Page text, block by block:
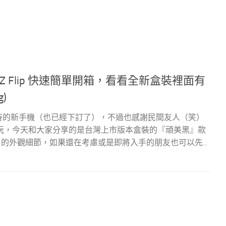
Flip 快速簡單開箱，看看全新盒裝裡面有
新手機（也已經下訂了），不過也感謝民間友人（笑）
今天和大家分享的是台灣上市版本盒裝的『頑美黑』款
外觀細節，如果還在考慮或是即將入手的朋友也可以先...